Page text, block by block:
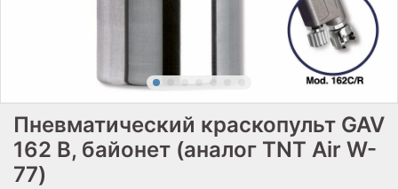
Пневматический краскопульт GAV
162 B, байонет (аналог TNT Air W-
77)